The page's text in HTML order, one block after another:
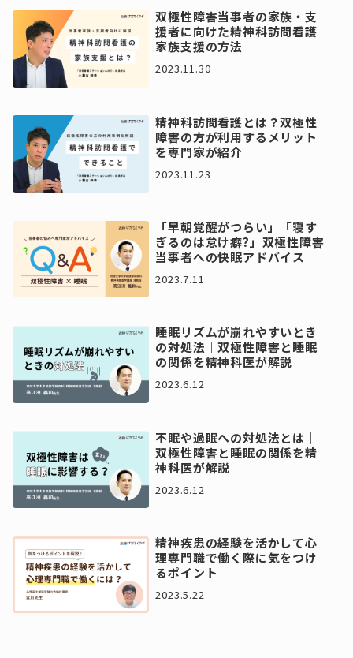
双極性障害当事者の家族・支
援者に向けた精神科訪問看護
家族支援の方法
2023.11.30
精神科訪問看護とは？双極性
障害の方が利用するメリット
を専門家が紹介
2023.11.23
「早朝覚醒がつらい」「寝す
ぎるのは怠け癖?」双極性障害
当事者への快眠アドバイス
2023.7.11
睡眠リズムが崩れやすいとき
の対処法｜双極性障害と睡眠
の関係を精神科医が解説
2023.6.12
不眠や過眠への対処法とは｜
双極性障害と睡眠の関係を精
神科医が解説
2023.6.12
精神疾患の経験を活かして心
理専門職で働く際に気をつけ
るポイント
2023.5.22